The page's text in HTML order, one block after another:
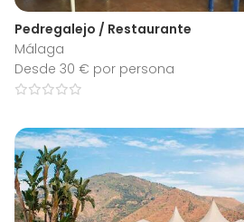
Pedregalejo / Restaurante
Málaga
Desde 30 € por persona